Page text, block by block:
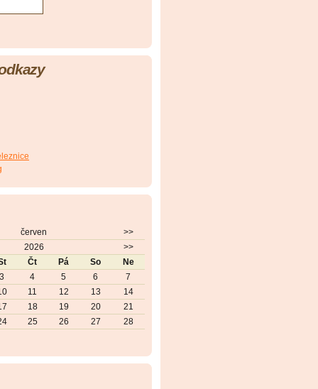
červen
>>
2026
>>
Čt Pá So
Ne
3
4 5 6
7
11 12 13
14
18 19 20
21
25 26 27 28